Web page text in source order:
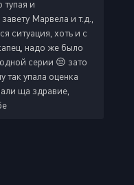
тупая и
Марвела и т.д.,
ситуация, хоть и с
надо же было
серии 😒 зато
так упала оценка
ща здравие,